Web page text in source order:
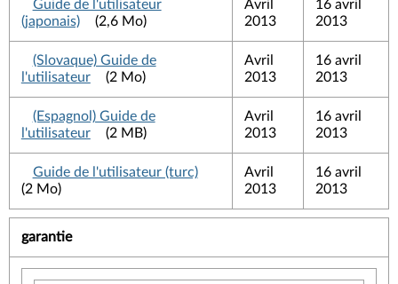
Guide de l'utilisateur
(japonais)
(2,6 Mo)
Avril
2013
16 avril
2013
(Slovaque) Guide de
l'utilisateur
(2 Mo)
Avril
2013
16 avril
2013
(Espagnol) Guide de
l'utilisateur
(2 MB)
Avril
2013
16 avril
2013
Guide de l'utilisateur (turc)
(2 Mo)
Avril
2013
16 avril
2013
garantie